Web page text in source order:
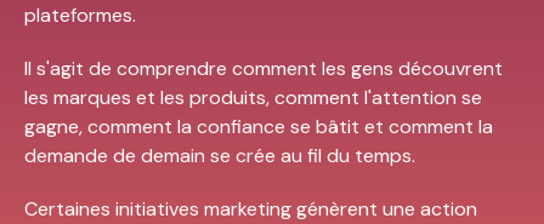
plateformes.
Il s'agit de comprendre comment les gens découvrent
les marques et les produits, comment l'attention se
gagne, comment la confiance se bâtit et comment la
demande de demain se crée au fil du temps.
Certaines initiatives marketing génèrent une action